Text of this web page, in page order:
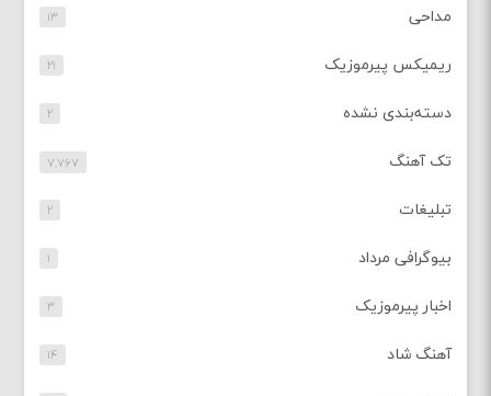
مداحی ۱۳
ریمیکس پیرموزیک ۲۱
دسته‌بندی نشده ۲
تک آهنگ ۷,۷۶۷
تبلیغات ۲
بیوگرافی مرداد ۱
اخبار پیرموزیک ۳
آهنگ شاد ۱۴